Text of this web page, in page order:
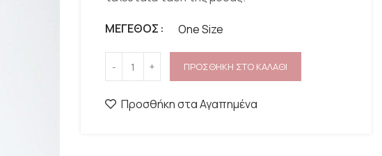
ΜΕΓΕΘΟΣ One Size
ΠΡΟΣΘΗΚΗ ΣΤΟ ΚΑΛΑΘΙ
Προσθήκη στα Αγαπημένα